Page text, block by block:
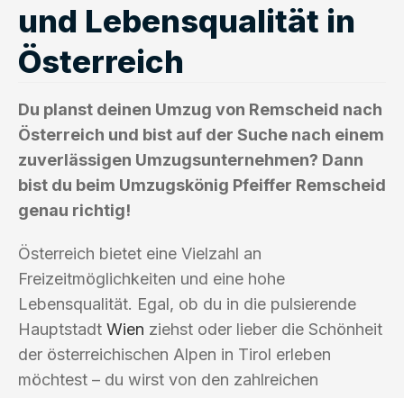
und Lebensqualität in
Österreich
Du planst deinen Umzug von Remscheid nach
Österreich und bist auf der Suche nach einem
zuverlässigen Umzugsunternehmen? Dann
bist du beim Umzugskönig Pfeiffer Remscheid
genau richtig!
Österreich bietet eine Vielzahl an
Freizeitmöglichkeiten und eine hohe
Lebensqualität. Egal, ob du in die pulsierende
Hauptstadt Wien ziehst oder lieber die Schönheit
der österreichischen Alpen in Tirol erleben
möchtest – du wirst von den zahlreichen